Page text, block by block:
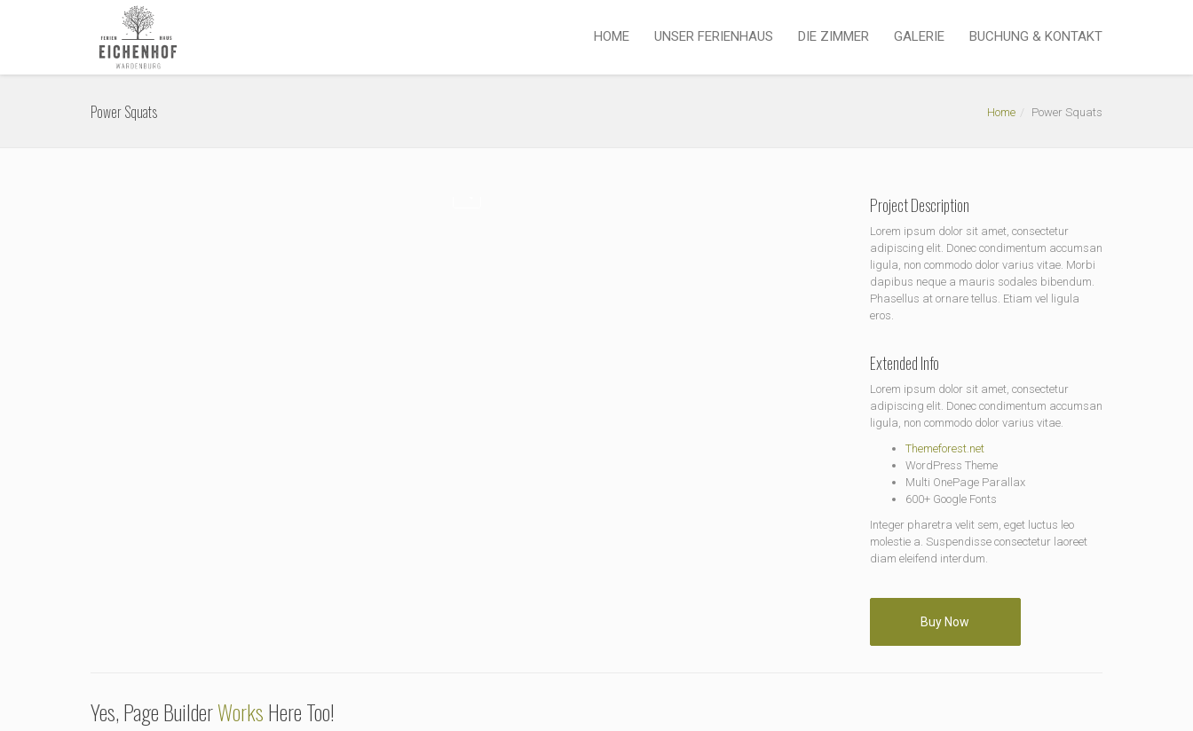
HOME UNSER FERIENHAUS DIE ZIMMER GALERIE BUCHUNG & KONTAKT
Power Squats Home Power Squats
Project Description
Lorem ipsum dolor sit amet, consectetur
adipiscing elit. Donec condimentum accumsan
ligula, non commodo dolor varius vitae. Morbi
dapibus neque a mauris sodales bibendum.
Phasellus at ornare tellus. Etiam vel ligula
eros.
Extended Info
Lorem ipsum dolor sit amet, consectetur
adipiscing elit. Donec condimentum accumsan
ligula, non commodo dolor varius vitae.
Themeforest.net
WordPress Theme
Multi OnePage Parallax
600+ Google Fonts
Integer pharetra velit sem, eget luctus leo
molestie a. Suspendisse consectetur laoreet
diam eleifend interdum.
Buy Now
Yes, Page BuilderWorksHere Too!